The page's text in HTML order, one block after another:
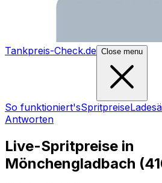
Tankpreis-Check.de Close menu
So funktioniert'sSpritpreise
Antworten
Live-Spritpreise in
Mönchengladbach (